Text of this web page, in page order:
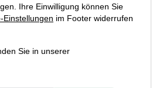
Ihre Einwilligung können Sie
Einstellungen im Footer widerrufen
Sie in unserer